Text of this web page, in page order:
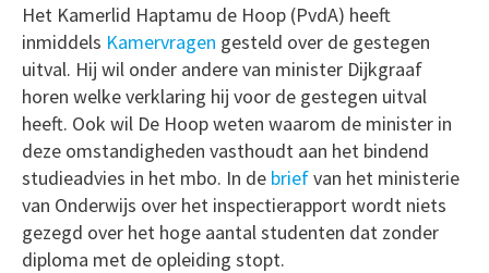
Het Kamerlid Haptamu de Hoop (PvdA) heeft
inmiddels Kamervragen gesteld over de gestegen
uitval. Hij wil onder andere van minister Dijkgraaf
horen welke verklaring hij voor de gestegen uitval
heeft. Ook wil De Hoop weten waarom de minister in
deze omstandigheden vasthoudt aan het bindend
studieadvies in het mbo. In de briefvan het ministerie
van Onderwijs over het inspectierapport wordt niets
gezegd over het hoge aantal studenten dat zonder
diploma met de opleiding stopt.